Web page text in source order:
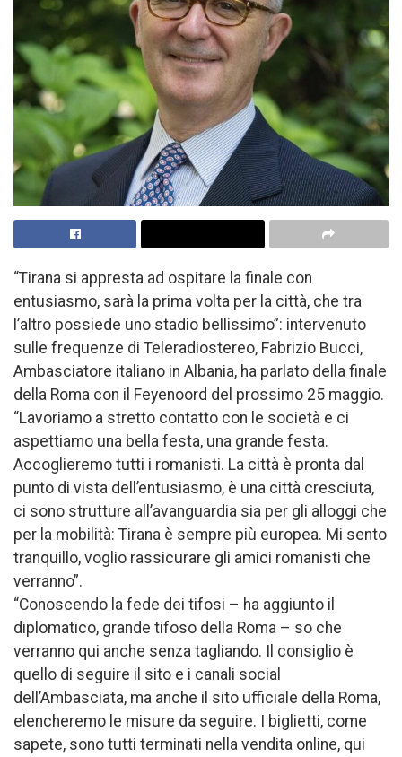
“Tirana si appresta ad ospitare la finale con
entusiasmo, sarà la prima volta per la città, che tra
l’altro possiede uno stadio bellissimo”: intervenuto
sulle frequenze di Teleradiostereo, Fabrizio Bucci,
Ambasciatore italiano in Albania, ha parlato della finale
della Roma con il Feyenoord del prossimo 25 maggio.
“Lavoriamo a stretto contatto con le società e ci
aspettiamo una bella festa, una grande festa.
Accoglieremo tutti i romanisti. La città è pronta dal
punto di vista dell’entusiasmo, è una città cresciuta,
ci sono strutture all’avanguardia sia per gli alloggi che
per la mobilità: Tirana è sempre più europea. Mi sento
tranquillo, voglio rassicurare gli amici romanisti che
verranno”.
“Conoscendo la fede dei tifosi – ha aggiunto il
diplomatico, grande tifoso della Roma – so che
verranno qui anche senza tagliando. Il consiglio è
quello di seguire il sito e i canali social
dell’Ambasciata, ma anche il sito ufficiale della Roma,
elencheremo le misure da seguire. I biglietti, come
sapete, sono tutti terminati nella vendita online, qui